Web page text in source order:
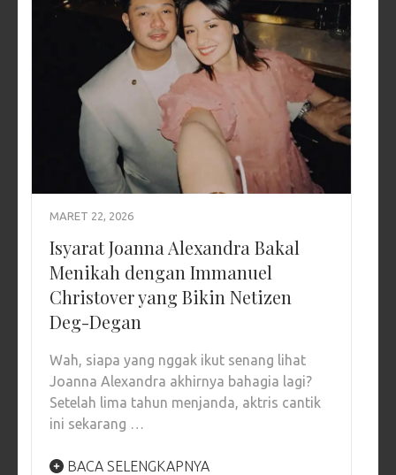
MARET 22, 2026
Isyarat Joanna Alexandra Bakal
Menikah dengan Immanuel
Christover yang Bikin Netizen
Deg-Degan
Wah, siapa yang nggak ikut senang lihat
Joanna Alexandra akhirnya bahagia lagi?
Setelah lima tahun menjanda, aktris cantik
ini sekarang …
BACA SELENGKAPNYA